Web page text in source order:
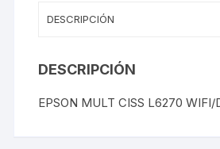
DESCRIPCIÓN
DESCRIPCIÓN
EPSON MULT CISS L6270 WIFI/